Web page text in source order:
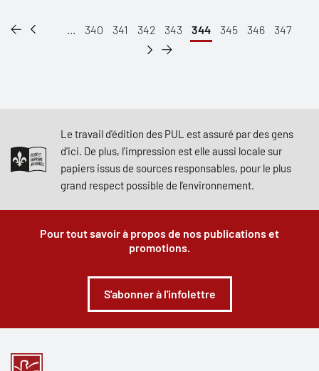
... 340 341 342 343 344 345 346 347
Le travail d'édition des PUL est assuré par des gens
d'ici. De plus, l'impression est elle aussi locale sur
papiers issus de sources responsables, pour le plus
grand respect possible de l'environnement.
Pour tout savoir à propos de nos publications et
promotions.
S'abonner à l'infolettre